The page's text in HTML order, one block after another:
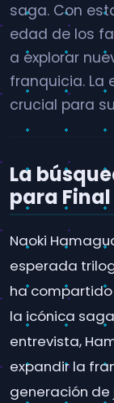
saga. Con
edad de los
a explorar
franquicia. La
crucial para
La
para
Naoki
esperada
ha compartido
la icónica saga
entrevista,
expandir la
generación